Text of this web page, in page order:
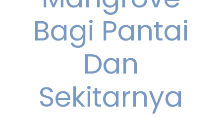
Bagi Pantai
Dan
Sekitarnya